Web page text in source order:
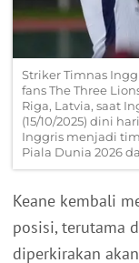
Striker Timnas
fans The Three
Riga, Latvia, saat
(15/10/2025) dini
Inggris menjadi
Piala Dunia 2026
Keane kembali
posisi, terutama
diperkirakan